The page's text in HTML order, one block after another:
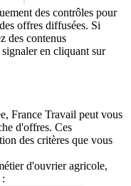
des contrôles pour
offres diffusées. Si
des contenus
en cliquant sur
France Travail peut vous
d'offres. Ces
des critères que vous
d'ouvrier agricole,